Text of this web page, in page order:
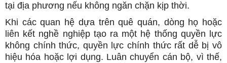
tại địa phương nếu không ngăn chặn kịp thời.
Khi các quan hệ dựa trên quê quán, dòng họ hoặc
liên kết nghề nghiệp tạo ra một hệ thống quyền lực
không chính thức, quyền lực chính thức rất dễ bị vô
hiệu hóa hoặc lợi dụng. Luân chuyển cán bộ, vì thế,